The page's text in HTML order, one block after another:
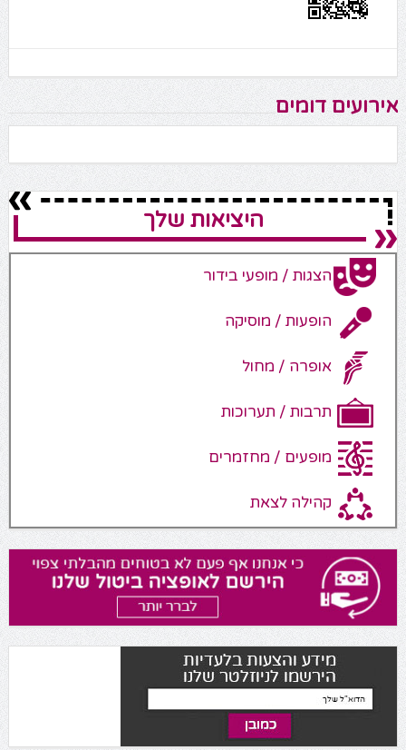
אירועים דומים
היציאות שלך
הצגות / מופעי בידור
הופעות / מוסיקה
אופרה / מחול
תרבות / תערוכות
מופעים / מחזמרים
קהילה לצאת